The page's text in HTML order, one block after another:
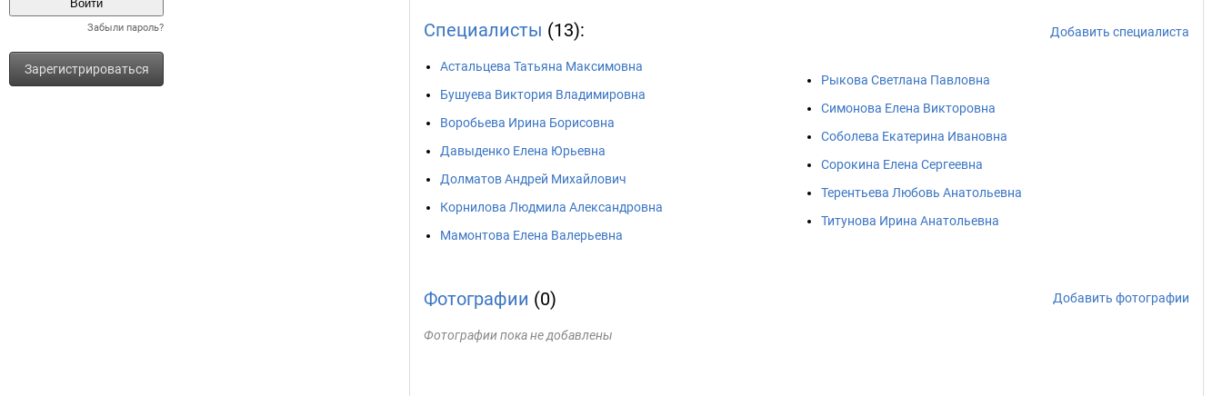
Забыли пароль?
Зарегистрироваться
Специалисты (13): Добавить специалиста
Астальцева Татьяна Максимовна
Бушуева Виктория Владимировна
Воробьева Ирина Борисовна
Давыденко Елена Юрьевна
Долматов Андрей Михайлович
Корнилова Людмила Александровна
Мамонтова Елена Валерьевна
Рыкова Светлана Павловна
Симонова Елена Викторовна
Соболева Екатерина Ивановна
Сорокина Елена Сергеевна
Терентьева Любовь Анатольевна
Титунова Ирина Анатольевна
Фотографии (0) Добавить фотографии
Фотографии пока не добавлены